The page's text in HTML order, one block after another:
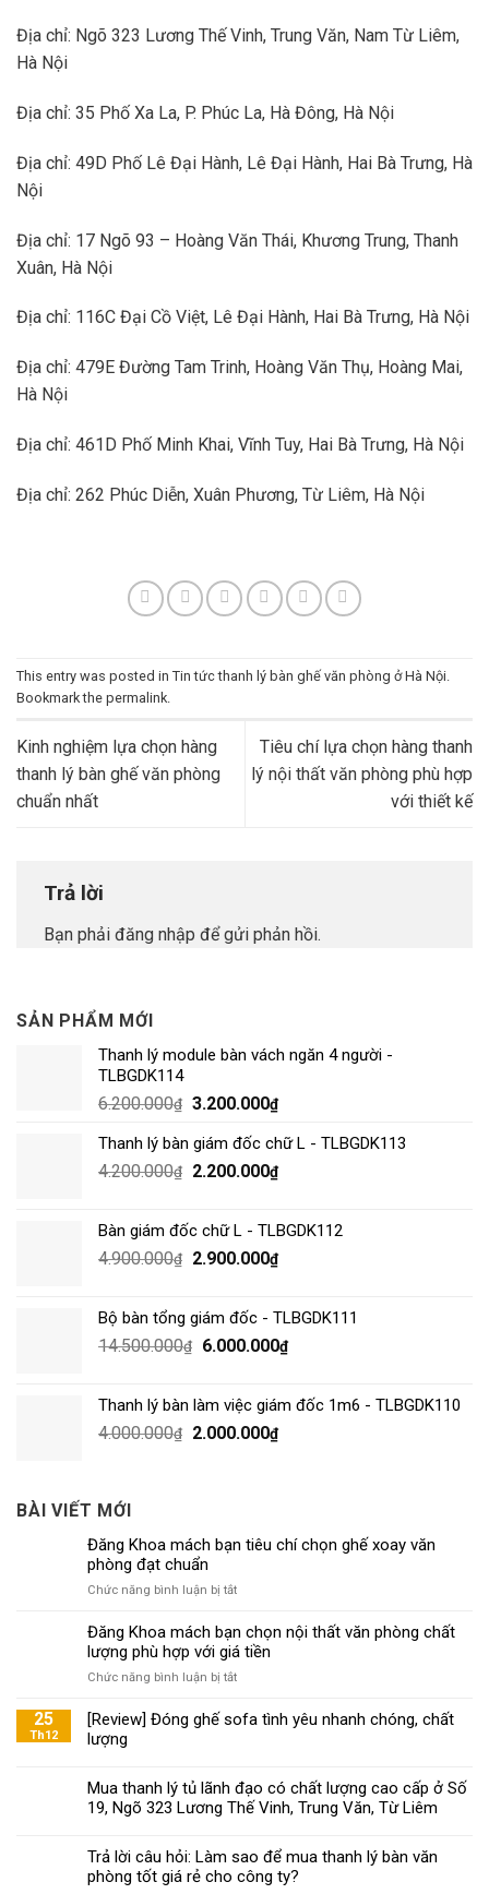
SẢN PHẨM MỚI
Thanh lý module bàn vách ngăn 4 người -
TLBGDK114
6.200.000₫ 3.200.000₫
Thanh lý bàn giám đốc chữ L - TLBGDK113
4.200.000₫ 2.200.000₫
Bàn giám đốc chữ L - TLBGDK112
4.900.000₫ 2.900.000₫
Bộ bàn tổng giám đốc - TLBGDK111
14.500.000₫ 6.000.000₫
Thanh lý bàn làm việc giám đốc 1m6 - TLBGDK110
4.000.000₫ 2.000.000₫
BÀI VIẾT MỚI
Đăng Khoa mách bạn tiêu chí chọn ghế xoay văn
phòng đạt chuẩn
Chức năng bình luận bị tắtở
Khoa
mách
tiêu
chọn
phòng
đạt
Đăng Khoa mách bạn chọn nội thất văn phòng chất
lượng phù hợp với giá tiền
Chức năng bình luận bị tắtở
Khoa
nội
thất
chất
lượng
25
Th12
[Review] Đóng ghế sofa tình yêu nhanh chóng, chất
lượng
Mua thanh lý tủ lãnh đạo có chất lượng cao cấp ở Số
19, Ngõ 323 Lương Thế Vinh, Trung Văn, Từ Liêm
Trả lời câu hỏi: Làm sao để mua thanh lý bàn văn
phòng tốt giá rẻ cho công ty?
Địa chỉ: Ngõ 323 Lương Thế Vinh, Trung Văn, Nam Từ Liêm,
Hà Nội
Địa chỉ: 35 Phố Xa La, P. Phúc La, Hà Đông, Hà Nội
Địa chỉ: 49D Phố Lê Đại Hành, Lê Đại Hành, Hai Bà Trưng, Hà
Nội
Địa chỉ: 17 Ngõ 93 – Hoàng Văn Thái, Khương Trung, Thanh
Xuân, Hà Nội
Địa chỉ: 116C Đại Cồ Việt, Lê Đại Hành, Hai Bà Trưng, Hà Nội
Địa chỉ: 479E Đường Tam Trinh, Hoàng Văn Thụ, Hoàng Mai,
Hà Nội
Địa chỉ: 461D Phố Minh Khai, Vĩnh Tuy, Hai Bà Trưng, Hà Nội
Địa chỉ: 262 Phúc Diễn, Xuân Phương, Từ Liêm, Hà Nội
This entry was posted in Tin tức thanh lý bàn ghế văn phòng ở Hà Nội
Bookmark the permalink
Kinh nghiệm lựa chọn hàng
thanh lý bàn ghế văn phòng
chuẩn nhất
Tiêu chí lựa chọn hàng thanh
lý nội thất văn phòng phù hợp
với thiết kế
Trả lời
Bạn phải đăng nhập để gửi phản hồi.